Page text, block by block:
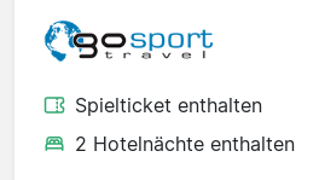
Spielticket enthalten
2 Hotelnächte enthalten